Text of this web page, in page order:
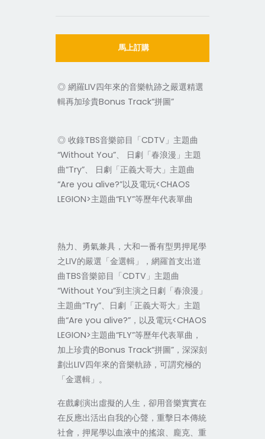
馬上訂購
◎ 網羅LIV四年來的音樂軌跡之嚴選精選
輯再加珍貴Bonus Track“拼圖”
◎ 收錄TBS音樂節目「CDTV」主題曲
“Without You”、 日劇「春浪漫」主題
曲“Try”、 日劇「正義大哥大」主題曲
“Are you alive?”以及電玩<CHAOS
LEGION>主題曲“FLY”等歷年代表單曲
熱力、勇氣兼具，大和一番有型男押尾學
之LIV的嚴選「金選輯」，網羅首支出道
曲TBS音樂節目「CDTV」主題曲
“Without You”到主演之日劇「春浪漫」
主題曲“Try”、日劇「正義大哥大」主題
曲“Are you alive?”，以及電玩<CHAOS
LEGION>主題曲“FLY”等歷年代表單曲，
加上珍貴的Bonus Track“拼圖”，深深刻
劃出LIV四年來的音樂軌跡，可謂究極的
「金選輯」。
在戲劇演出虛擬的人生，卻用音樂實實在
在反應出活出自我的心聲，重擊日本傳統
社會，押尾學以血液中的搖滾、龐克、重